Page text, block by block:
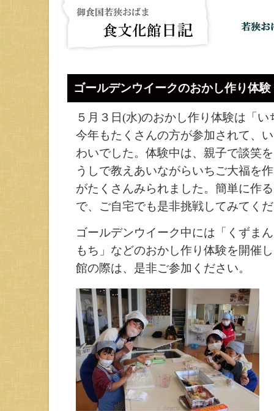
ゴールデンウイークのおかし作り体
５月３日(水)のおかし作り体験は「
今年もたくさんの方が参加されて、
わいでした。体験中は、親子で談笑
うしで教えあいながらいちご大福を
がたくさんみられました。簡単に作
で、ご自宅でも是非挑戦してみてく
ゴールデンウイーク中には「くずま
もち」などのおかし作り体験を開催
館の際は、是非ご参加ください。